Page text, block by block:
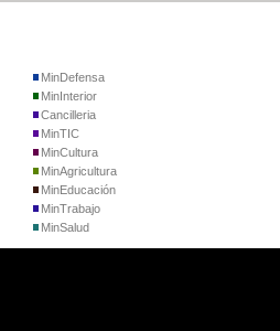
MinDefensa
MinInterior
Cancilleria
MinTIC
MinCultura
MinAgricultura
MinEducación
MinTrabajo
MinSalud